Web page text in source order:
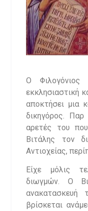
Ο Φιλογόνιος
εκκλησιαστική
αποκτήσει μια
δικηγόρος.
αρετές του
Βιτάλης τον
Αντιοχείας,
Είχε μόλις
διωγμών. Ο
ανακατασκευή
βρίσκεται